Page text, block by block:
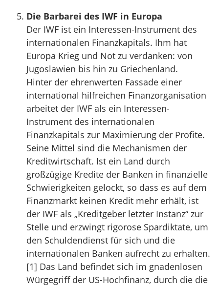
Die Barbarei des IWF in Europa
Der IWF ist ein Interessen-Instrument des
internationalen Finanzkapitals. Ihm hat
Europa Krieg und Not zu verdanken: von
Jugoslawien bis hin zu Griechenland.
Hinter der ehrenwerten Fassade einer
international hilfreichen Finanzorganisation
arbeitet der IWF als ein Interessen-
Instrument des internationalen
Finanzkapitals zur Maximierung der Profite.
Seine Mittel sind die Mechanismen der
Kreditwirtschaft. Ist ein Land durch
großzügige Kredite der Banken in finanzielle
Schwierigkeiten gelockt, so dass es auf dem
Finanzmarkt keinen Kredit mehr erhält, ist
der IWF als „Kreditgeber letzter Instanz“ zur
Stelle und erzwingt rigorose Spardiktate, um
den Schuldendienst für sich und die
internationalen Banken aufrecht zu erhalten.
[1] Das Land befindet sich im gnadenlosen
Würgegriff der US-Hochfinanz, durch die die